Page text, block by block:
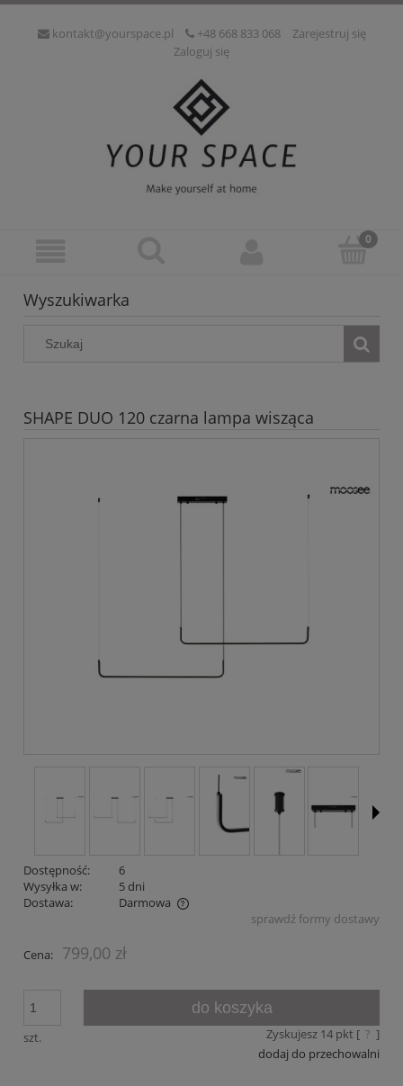
kontakt@yourspace.pl +48 668 833 068
Zarejestruj się
Zaloguj się
Wyszukiwarka
SHAPE DUO 120 czarna lampa wisząca
Dostępność:
6
Wysyłka w:
5 dni
Dostawa:
Darmowa
Cena nie zawiera ewentualnych kosztów płatnościsprawdź formy dostawy
Cena: 799,00 zł
szt.
do koszyka
Zyskujesz 14pkt [ ? ]
dodaj do przechowalni